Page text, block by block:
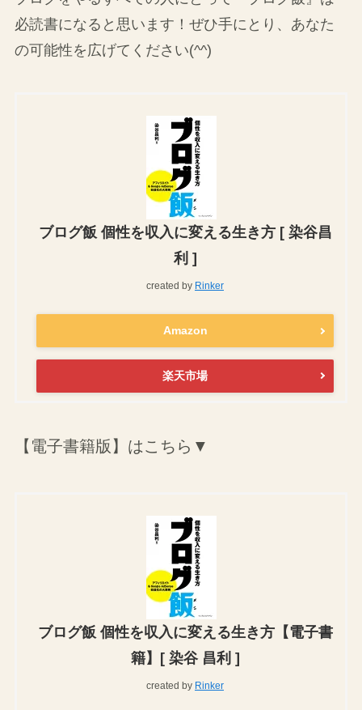
必読書になると思います！ぜひ手にとり、あなた
の可能性を広げてください(^^)
ブログ飯 個性を収入に変える生き方 [ 染谷昌
利 ]
created by Rinker
Amazon
楽天市場
【電子書籍版】はこちら▼
ブログ飯 個性を収入に変える生き方【電子書
籍】[ 染谷 昌利 ]
created by Rinker